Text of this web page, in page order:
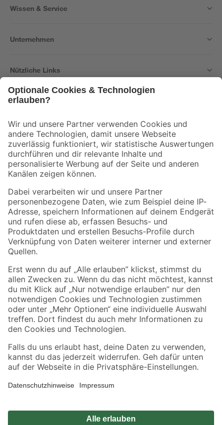
Wissen & Service
Unternehmen
Nützliche Links
Der toom Newsletter: Keine Angebote und Aktionen mehr verpassen!
Zur Newsletter Anmeldung
Folge uns
Zahlungsarten Versandarten
Sicher einkaufen
Jetzt die toom-App herunterladen
Alle Preisangaben in EUR inkl. gesetzl. MwSt.. Die dargestellten Angebote sind unter
Umständen nicht in allen Märkten verfügbar. Die angegebenen Verfügbarkeiten beziehen
Produkte nur solange der Vorrat reicht.
*Paketversand ab 59 € versandkostenfrei, gilt nicht für Artikel mit Speditionsversand, hier
Privatsphäre Impressum